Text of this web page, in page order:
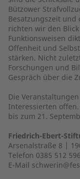
Bützower
Besatzungszeit und
richten wir den
Funktionsweisen
Offenheit und
stärken. Nicht
Forschungen und
Gespräch über die
Die
Interessierten
bis zum 21.
Friedrich-Ebert-
Arsenalstraße 8 |
Telefon 0385 512 596
E-Mail